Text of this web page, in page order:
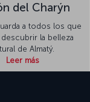
del Charýn
a todos los que
la belleza
de Almatý.
Leer más